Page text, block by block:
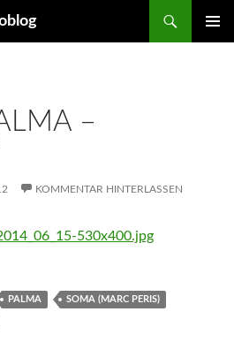
–
KOMMENTAR HINTERLASSEN
PALMA SOMA (MARC PERIS)